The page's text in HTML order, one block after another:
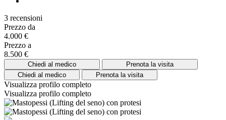
3 recensioni
Prezzo da
4.000 €
Prezzo a
8.500 €
Chiedi al medico
Prenota la visita
Chiedi al medico
Prenota la visita
Visualizza profilo completo
Visualizza profilo completo